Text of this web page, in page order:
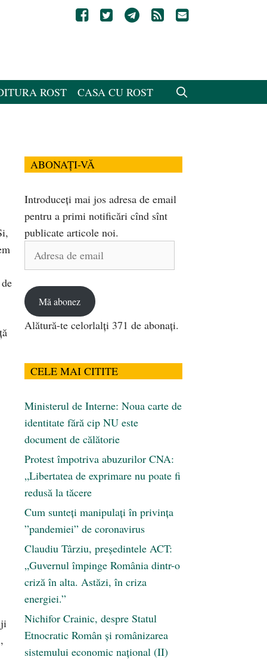
ROST CASA CU ROST
ABONAȚI-VĂ
Introduceți mai jos adresa de email
pentru a primi notificări cînd sînt
publicate articole noi.
Adresa
Mă abonez
Alătură-te celorlalți 371 de abonați.
CELE MAI CITITE
Ministerul de Interne: Noua carte de
identitate fără cip NU este
document de călătorie
Protest împotriva abuzurilor CNA:
„Libertatea de exprimare nu poate fi
redusă la tăcere
Cum sunteți manipulați în privința
”pandemiei” de coronavirus
Claudiu Târziu, președintele ACT:
„Guvernul împinge România dintr-o
criză în alta. Astăzi, în criza
energiei.”
Nichifor Crainic, despre Statul
Etnocratic Român şi românizarea
sistemului economic naţional (II)